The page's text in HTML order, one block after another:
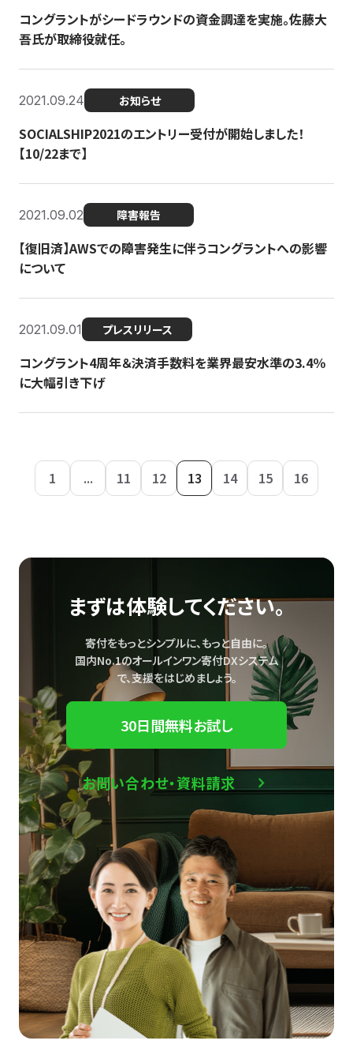
コングラントがシードラウンドの資金調達を実施。佐藤大
吾氏が取締役就任。
2021.09.24 お知らせ
SOCIALSHIP2021のエントリー受付が開始しました！
【10/22まで】
2021.09.02 障害報告
【復旧済】AWSでの障害発生に伴うコングラントへの影響
について
2021.09.01 プレスリリース
コングラント4周年＆決済手数料を業界最安水準の3.4％
に大幅引き下げ
1 ... 11 12 13 14 15 16
まずは体験してください。
寄付をもっとシンプルに、もっと自由に。
国内No.1のオールインワン寄付DXシステム
で、支援をはじめましょう。
30日間無料お試し
お問い合わせ・資料請求